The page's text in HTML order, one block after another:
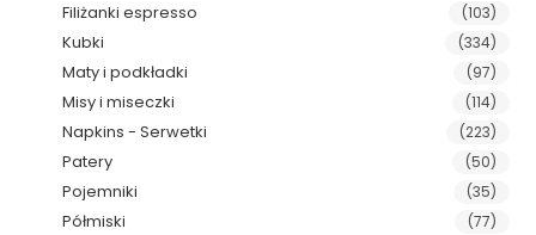
Filiżanki espresso (103)
Kubki (334)
Maty i podkładki (97)
Misy i miseczki (114)
Napkins - Serwetki (223)
Patery (50)
Pojemniki (35)
Półmiski (77)